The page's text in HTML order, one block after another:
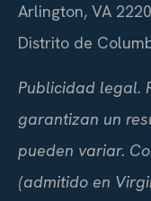
Arlington, VA
Distrito de
Publicidad legal.
garantizan un
pueden variar.
(admitido en